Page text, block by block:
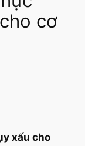
cơ
xấu cho